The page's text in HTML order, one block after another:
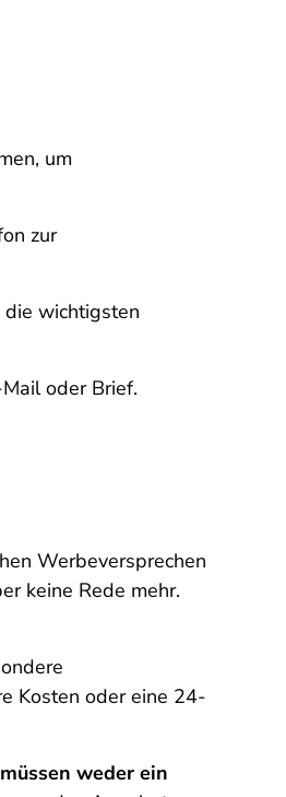
um
zur
die wichtigsten
oder Brief.
Werbeversprechen
keine Rede mehr.
Kosten oder eine 24-
weder ein